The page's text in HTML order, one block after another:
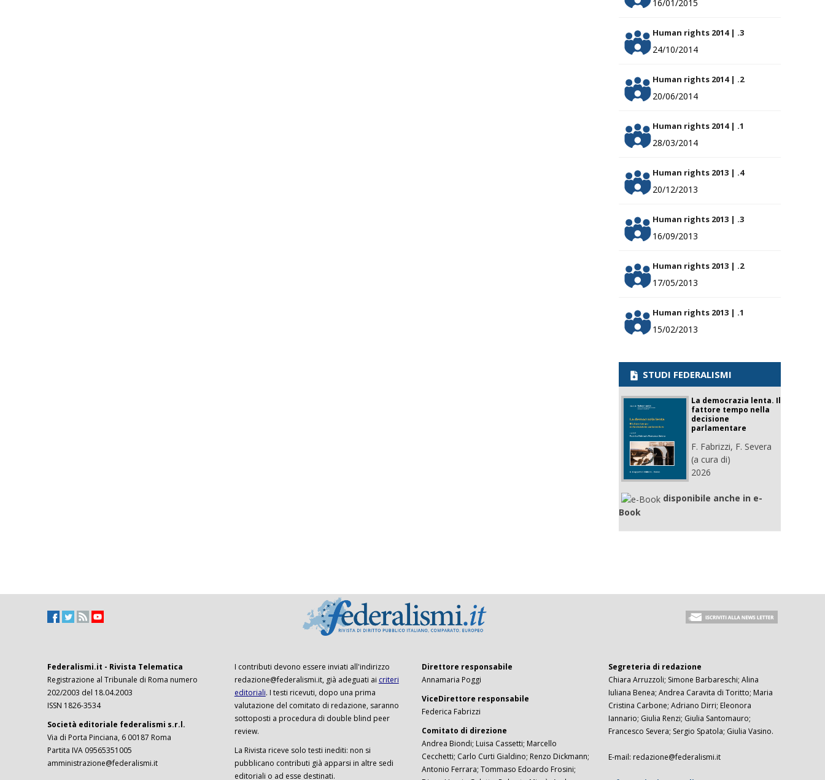
16/01/2015
Human rights 2014 | .3
24/10/2014
Human rights 2014 | .2
20/06/2014
Human rights 2014 | .1
28/03/2014
Human rights 2013 | .4
20/12/2013
Human rights 2013 | .3
16/09/2013
Human rights 2013 | .2
17/05/2013
Human rights 2013 | .1
15/02/2013
STUDI FEDERALISMI
La democrazia lenta. Il
fattore tempo nella
decisione
parlamentare
F. Fabrizzi, F. Severa
(a cura di)
2026
disponibile anche in e-
Book
Federalismi.it - Rivista Telematica
Registrazione al Tribunale di Roma numero
202/2003 del 18.04.2003
ISSN 1826-3534
Società editoriale federalismi s.r.l.
Via di Porta Pinciana, 6 00187 Roma
Partita IVA 09565351005
amministrazione@federalismi.it
I contributi devono essere inviati all'indirizzo
redazione@federalismi.it, già adeguati ai criteri
editoriali. I testi ricevuti, dopo una prima
valutazione del comitato di redazione, saranno
sottoposti a procedura di double blind peer
review.
La Rivista riceve solo testi inediti: non si
pubblicano contributi già apparsi in altre sedi
editoriali o ad esse destinati.
Direttore responsabile
Annamaria Poggi
ViceDirettore responsabile
Federica Fabrizzi
Comitato di direzione
Andrea Biondi; Luisa Cassetti; Marcello
Cecchetti; Carlo Curti Gialdino; Renzo Dickmann;
Antonio Ferrara; Tommaso Edoardo Frosini;
Segreteria di redazione
Chiara Arruzzoli; Simone Barbareschi; Alina
Iuliana Benea; Andrea Caravita di Toritto; Maria
Cristina Carbone; Adriano Dirri; Eleonora
Iannario; Giulia Renzi; Giulia Santomauro;
Francesco Severa; Sergio Spatola; Giulia Vasino.
E-mail: redazione@federalismi.it